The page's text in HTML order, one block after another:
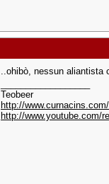
..ohibò, nessun aliantista
Teobeer
http://
http://www.youtube.com/